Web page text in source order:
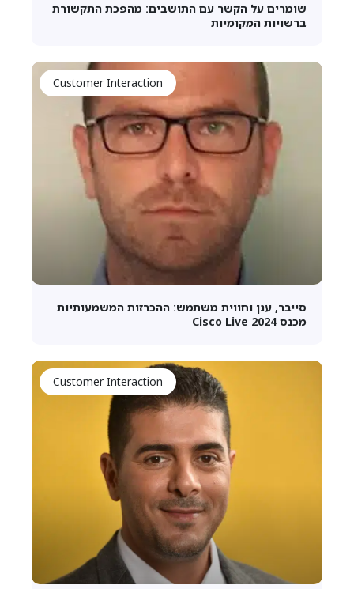
שומרים על הקשר עם התושבים: מהפכת התקשורת
ברשויות המקומיות
Customer Interaction
סייבר, ענן וחווית משתמש: ההכרזות המשמעותיות
מכנס Cisco Live 2024
Customer Interaction